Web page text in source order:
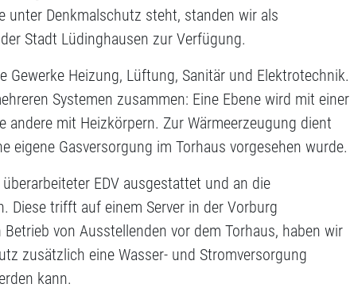
unter Denkmalschutz steht, standen wir als
Stadt Lüdinghausen zur Verfügung.
Gewerke Heizung, Lüftung, Sanitär und Elektrotechnik.
Systemen zusammen: Eine Ebene wird mit einer
andere mit Heizkörpern. Zur Wärmeerzeugung dient
eigene Gasversorgung im Torhaus vorgesehen wurde.
EDV ausgestattet und an die
Diese trifft auf einem Server in der Vorburg
von Ausstellenden vor dem Torhaus, haben wir
zusätzlich eine Wasser- und Stromversorgung
kann.